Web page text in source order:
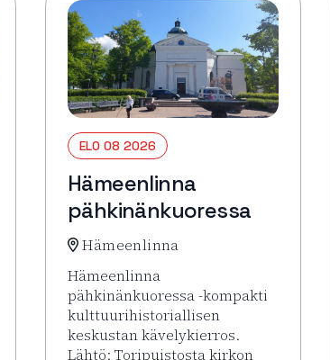
ELO 08 2026
Hämeenlinna
pähkinänkuoressa
Hämeenlinna
Hämeenlinna
pähkinänkuoressa -kompakti
kulttuurihistoriallisen
keskustan kävelykierros.
Lähtö: Toripuistosta kirkon